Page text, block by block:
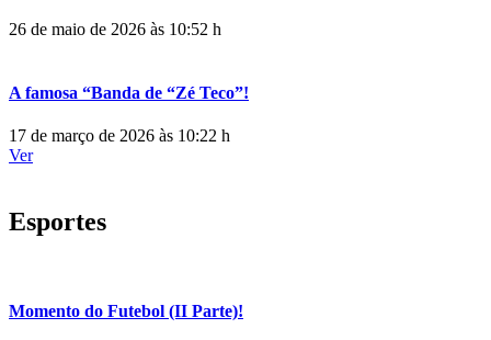
26 de maio de 2026 às 10:52 h
A famosa “Banda de “Zé Teco”!
17 de março de 2026 às 10:22 h
Ver
Esportes
Momento do Futebol (II Parte)!